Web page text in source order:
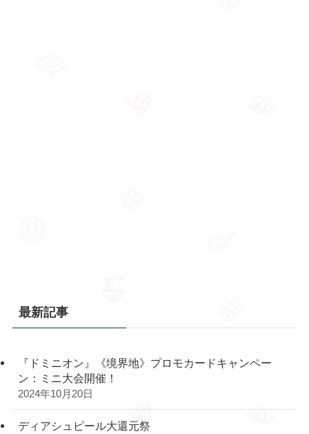
最新記事
『ドミニオン』《境界地》プロモカードキャンペー
ン：ミニ大会開催！
2024年10月20日
ディアシュピール大還元祭